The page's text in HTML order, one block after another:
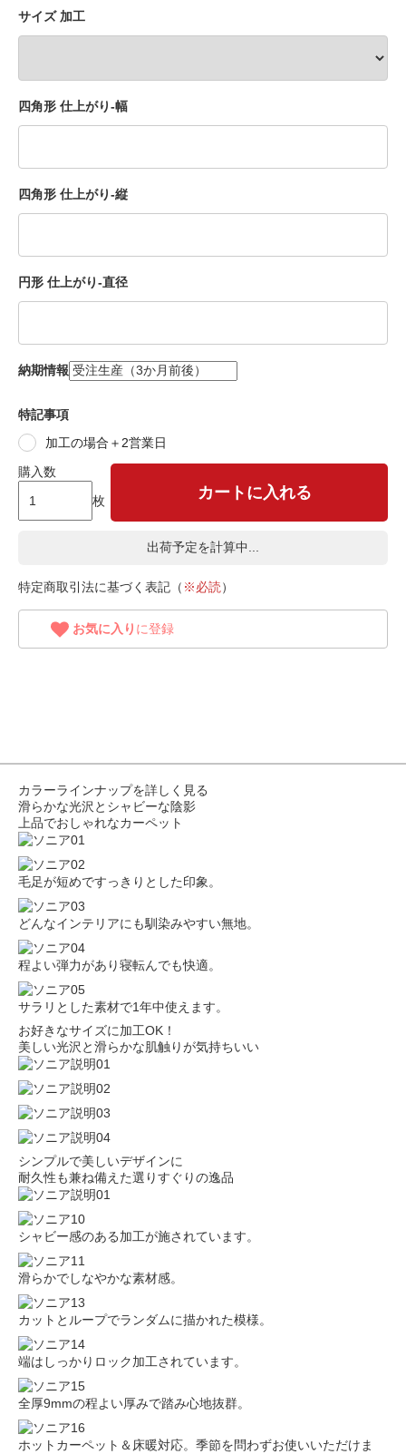
サイズ 加工
四角形 仕上がり-幅
四角形 仕上がり-縦
円形 仕上がり-直径
納期情報
特記事項
加工の場合＋2営業日
購入数
枚
カートに入れる
出荷予定を計算中...
特定商取引法に基づく表記（ ※必読）
お気に入り に登録
カラーラインナップを詳しく見る
滑らかな光沢とシャビーな陰影
上品でおしゃれなカーペット
毛足が短めですっきりとした印象。
どんなインテリアにも馴染みやすい無地。
程よい弾力があり寝転んでも快適。
サラリとした素材で1年中使えます。
お好きなサイズに加工OK！
美しい光沢と滑らかな肌触りが気持ちいい
シンプルで美しいデザインに
耐久性も兼ね備えた選りすぐりの逸品
シャビー感のある加工が施されています。
滑らかでしなやかな素材感。
カットとループでランダムに描かれた模様。
端はしっかりロック加工されています。
全厚9mmの程よい厚みで踏み心地抜群。
ホットカーペット＆床暖対応。季節を問わずお使いいただけま